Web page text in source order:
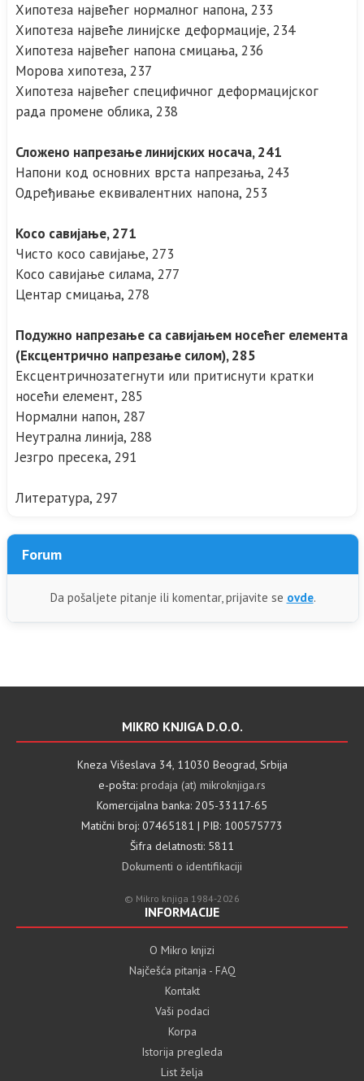
Хипотеза највећег нормалног напона, 233
Хипотеза највеће линијске деформације, 234
Хипотеза највећег напона смицања, 236
Морова хипотеза, 237
Хипотеза највећег специфичног деформацијског
рада промене облика, 238
Сложено напрезање линијских носача, 241
Напони код основних врста напрезања, 243
Одређивање еквивалентних напона, 253
Косо савијање, 271
Чисто косо савијање, 273
Косо савијање силама, 277
Центар смицања, 278
Подужно напрезање са савијањем носећег елемента
(Ексцентрично напрезање силом), 285
Ексцентричнозатегнути или притиснути кратки
носећи елемент, 285
Нормални напон, 287
Неутрална линија, 288
Језгро пресека, 291
Литература, 297
Forum
Da pošaljete pitanje ili komentar, prijavite se ovde.
MIKRO KNJIGA D.O.O.
Kneza Višeslava 34, 11030 Beograd, Srbija
e-pošta: prodaja (at) mikroknjiga.rs
Komercijalna banka: 205-33117-65
Matični broj: 07465181 | PIB: 100575773
Šifra delatnosti: 5811
Dokumenti o identifikaciji
© Mikro knjiga 1984-2026
INFORMACIJE
O Mikro knjizi
Najčešća pitanja - FAQ
Kontakt
Vaši podaci
Korpa
Istorija pregleda
List želja